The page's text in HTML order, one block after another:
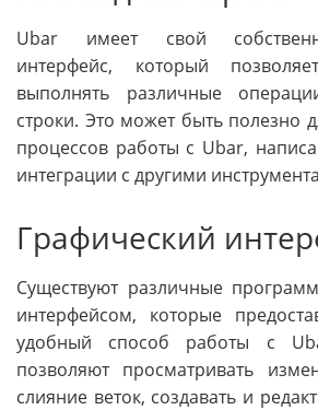
Ubar имеет свой
интерфейс, который
выполнять различные
строки. Это может быть полезно
процессов работы с Ubar,
интеграции с другими
Графический
Существуют различные
интерфейсом, которые
удобный способ работы с
позволяют просматривать
слияние веток, создавать и